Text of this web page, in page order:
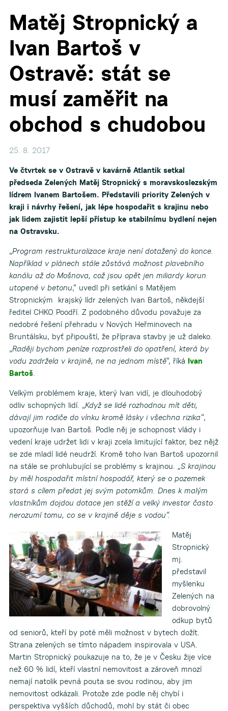
Matěj Stropnický a
Ivan Bartoš v
Ostravě: stát se
musí zaměřit na
obchod s chudobou
25. 8. 2017
Ve čtvrtek se v Ostravě v kavárně Atlantik setkal
předseda Zelených Matěj Stropnický s moravskoslezským
lídrem Ivanem Bartošem. Představili priority Zelených v
kraji i návrhy řešení, jak lépe hospodařit s krajinu nebo
jak lidem zajistit lepší přístup ke stabilnímu bydlení nejen
na Ostravsku.
„Program restrukturalizace kraje není dotažený do konce.
Například v plánech stále zůstává možnost plavebního
kanálu až do Mošnova, což jsou opět jen miliardy korun
utopené v betonu,“ uvedl při setkání s Matějem
Stropnickým krajský lídr zelených Ivan Bartoš, někdejší
ředitel CHKO Poodří. Z podobného důvodu považuje za
nedobré řešení přehradu v Nových Heřminovech na
Bruntálsku, byť připouští, že příprava stavby je už daleko.
„Raději bychom peníze rozprostřeli do opatření, která by
vodu zadržela v krajině, ne na jednom místě“, říká Ivan
Bartoš.
Velkým problémem kraje, který Ivan vidí, je dlouhodobý
odliv schopných lidí. „Když se lidé rozhodnou mít děti,
dávají jim rodiče do vínku kromě lásky i všechna rizika“,
upozorňuje Ivan Bartoš. Podle něj je schopnost vlády i
vedení kraje udržet lidi v kraji zcela limitující faktor, bez nějž
se zde mladí lidé neudrží. Kromě toho Ivan Bartoš upozornil
na stále se prohlubující se problémy s krajinou. „S krajinou
by měl hospodařit místní hospodář, který se o pozemek
stará s cílem předat jej svým potomkům. Dnes k malým
vlastníkům dojdou dotace jen stěží a velký investor často
nerozumí tomu, co se v krajině děje s vodou“.
Matěj
Stropnický
mj.
představil
myšlenku
Zelených na
dobrovolný
odkup bytů
od seniorů, kteří by poté měli možnost v bytech dožít.
Strana zelených se tímto nápadem inspirovala v USA.
Martin Stropnický poukazuje na to, že je v Česku žije více
než 60 % lidí, kteří vlastní nemovitost a zároveň mnozí
nemají natolik pevná pouta se svou rodinou, aby jim
nemovitost odkázali. Protože zde podle něj chybí i
perspektiva vyšších důchodů, mohl by stát či obec